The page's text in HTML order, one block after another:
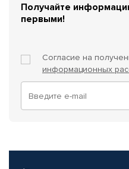
Получайте
первыми!
Согласие на
информационных